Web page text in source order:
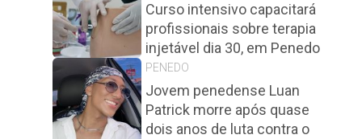
Curso intensivo capacitará
profissionais sobre terapia
injetável dia 30, em Penedo
PENEDO
Jovem penedense Luan
Patrick morre após quase
dois anos de luta contra o